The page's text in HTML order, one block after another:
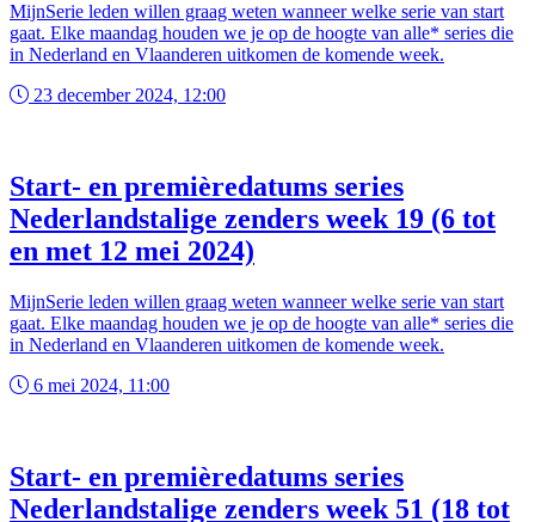
MijnSerie leden willen graag weten wanneer welke serie van start
gaat. Elke maandag houden we je op de hoogte van alle* series die
in Nederland en Vlaanderen uitkomen de komende week.
23 december 2024, 12:00
Start- en premièredatums series
Nederlandstalige zenders week 19 (6 tot
en met 12 mei 2024)
MijnSerie leden willen graag weten wanneer welke serie van start
gaat. Elke maandag houden we je op de hoogte van alle* series die
in Nederland en Vlaanderen uitkomen de komende week.
6 mei 2024, 11:00
Start- en premièredatums series
Nederlandstalige zenders week 51 (18 tot